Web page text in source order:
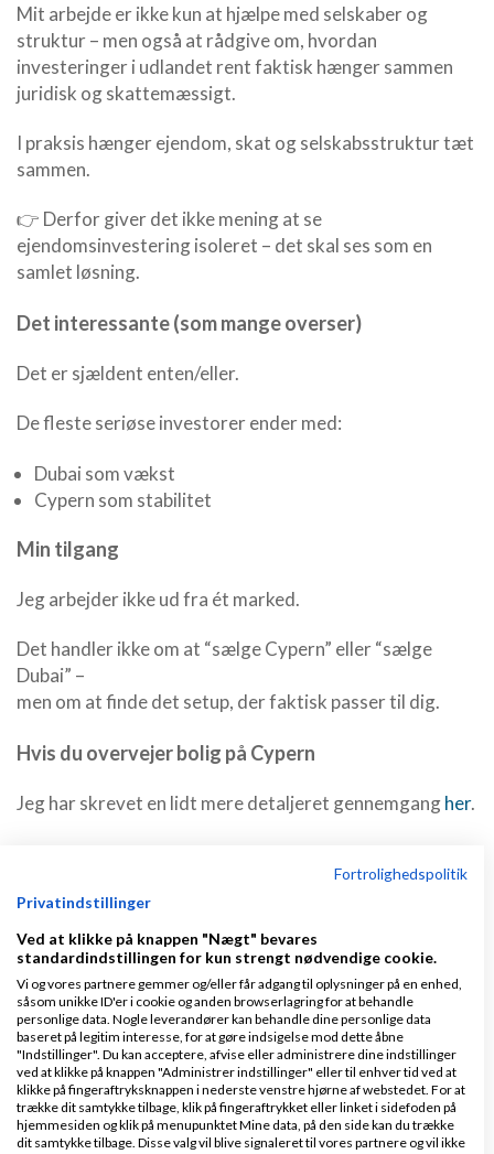
Mit arbejde er ikke kun at hjælpe med selskaber og
struktur – men også at rådgive om, hvordan
investeringer i udlandet rent faktisk hænger sammen
juridisk og skattemæssigt.
I praksis hænger ejendom, skat og selskabsstruktur tæt
sammen.
👉 Derfor giver det ikke mening at se
ejendomsinvestering isoleret – det skal ses som en
samlet løsning.
Det interessante (som mange overser)
Det er sjældent enten/eller.
De fleste seriøse investorer ender med:
Dubai som vækst
Cypern som stabilitet
Min tilgang
Jeg arbejder ikke ud fra ét marked.
Det handler ikke om at “sælge Cypern” eller “sælge
Dubai” –
men om at finde det setup, der faktisk passer til dig.
Hvis du overvejer bolig på Cypern
Jeg har skrevet en lidt mere detaljeret gennemgangher.
Overvejer du selv at købe bolig på Cypern?
Eller hælder du stadig mest til Dubai?
Hvad er vigtigst for dig: afkast eller stabilitet?
Hvor mange stjerner giver du? :
Fortrolighedspolitik
Privatindstillinger
Ved at klikke på knappen "Nægt" bevares
standardindstillingen for kun strengt nødvendige cookie.
Vi og vores partnere gemmer og/eller får adgang til oplysninger på en enhed,
såsom unikke ID'er i cookie og anden browserlagring for at behandle
personlige data. Nogle leverandører kan behandle dine personlige data
baseret på legitim interesse, for at gøre indsigelse mod dette åbne
"Indstillinger". Du kan acceptere, afvise eller administrere dine indstillinger
ved at klikke på knappen "Administrer indstillinger" eller til enhver tid ved at
klikke på fingeraftryksknappen i nederste venstre hjørne af webstedet. For at
trække dit samtykke tilbage, klik på fingeraftrykket eller linket i sidefoden på
hjemmesiden og klik på menupunktet Mine data, på den side kan du trække
dit samtykke tilbage. Disse valg vil blive signaleret til vores partnere og vil ikke